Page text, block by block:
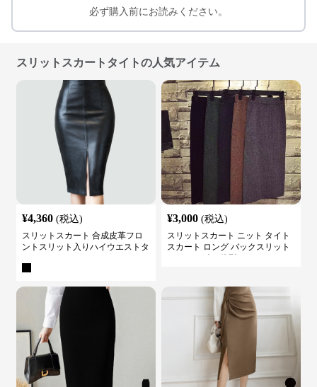
必ず購入前にお読みください。
スリットスカートタイトの人気アイテム
¥4,360 (税込)
スリットスカート 合成皮革フロ
ントスリット入りハイウエストタ
¥3,000 (税込)
スリットスカート ニット タイト
スカート ロング バックスリット